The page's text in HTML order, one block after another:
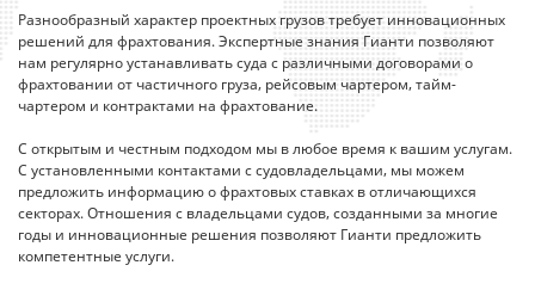
Разнообразный характер проектных грузов требует инновационных
решений для фрахтования. Экспертные знания Гианти позволяют
нам регулярно устанавливать суда с различными договорами о
фрахтовании от частичного груза, рейсовым чартером, тайм-
чартером и контрактами на фрахтование.
С открытым и честным подходом мы в любое время к вашим услугам.
С установленными контактами с судовладельцами, мы можем
предложить информацию о фрахтовых ставках в отличающихся
секторах. Отношения с владельцами судов, созданными за многие
годы и инновационные решения позволяют Гианти предложить
компетентные услуги.